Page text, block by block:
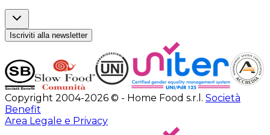
Iscriviti alla newsletter
Copyright 2004-2026 © - Home Food s.r.l. Società
Benefit
Area Legale e Privacy